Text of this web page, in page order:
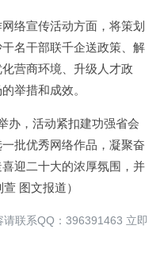
络宣传活动方面，将策划
名干部联千企送政策、解
营商环境、升级人才政
举措和成效。
办，活动紧扣建功强省会
批优秀网络作品，凝聚奋
迎二十大的浓厚氛围，并
图文报道）
联系QQ：396391463 立即